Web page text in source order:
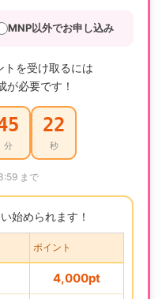
MNP以外でお申し込み
トを受け取るには
が必要です！
分
21
秒
まで
始められます！
ポイント
4,000pt